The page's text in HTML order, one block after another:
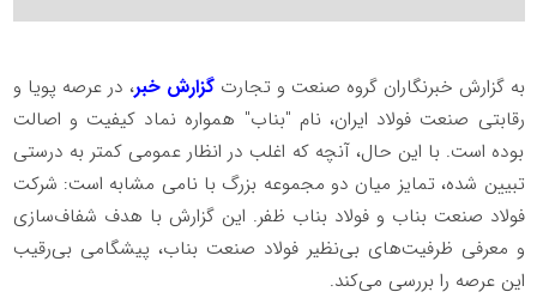
به گزارش خبرنگاران گروه صنعت و تجارت گزارش خبر، در عرصه پویا و
رقابتی صنعت فولاد ایران، نام "بناب" همواره نماد کیفیت و اصالت
بوده است. با این حال، آنچه که اغلب در انظار عمومی کمتر به درستی
تبیین شده، تمایز میان دو مجموعه بزرگ با نامی مشابه است: شرکت
فولاد صنعت بناب و فولاد بناب ظفر. این گزارش با هدف شفاف‌سازی
و معرفی ظرفیت‌های بی‌نظیر فولاد صنعت بناب، پیشگامی بی‌رقیب
این عرصه را بررسی می‌کند.